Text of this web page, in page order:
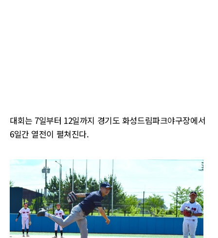
대회는 7일부터 12일까지 경기도 화성드림파크야구장에서
6일간 열전이 펼쳐진다.